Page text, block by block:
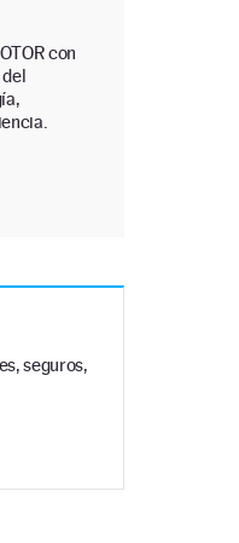
con
seguros,